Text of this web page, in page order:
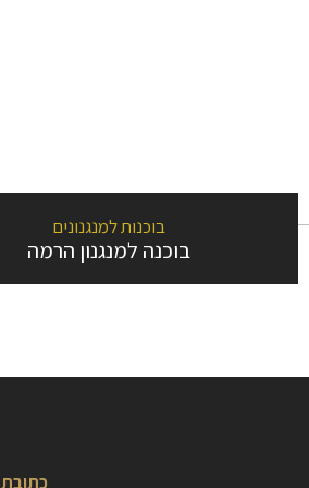
בוכנות למנגנונים
בוכנה למנגנון הרמה
כתובת